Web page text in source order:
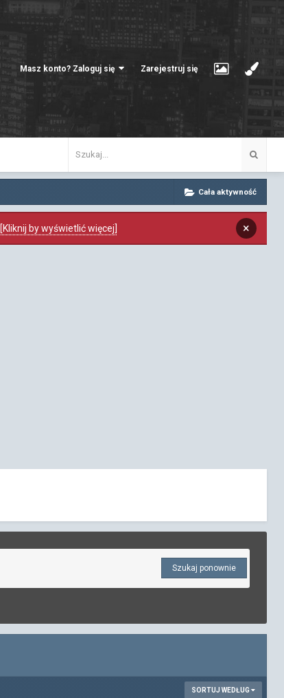
Masz konto? Zaloguj się Zarejestruj się
Cała aktywność
by wyświetlić więcej] ×
Szukaj ponownie
SORTUJ WEDŁUG